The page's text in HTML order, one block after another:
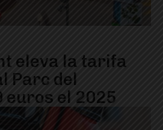
eleva la tarifa
Parc del
euros el 2025